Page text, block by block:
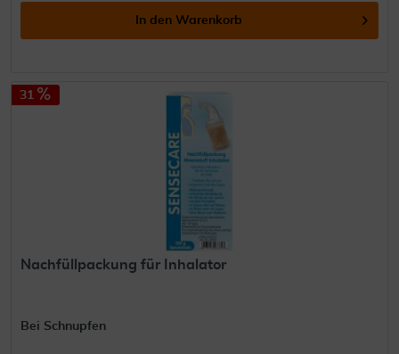
In den Warenkorb
31
Nachfüllpackung für Inhalator
Bei Schnupfen